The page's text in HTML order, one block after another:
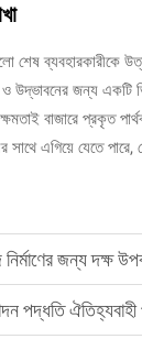
শেষ
উদ্ভাবনের জন্য
বাজারে প্রকৃত
সাথে এগিয়ে যেতে
নির্মাণের জন্য
পদ্ধতি ঐতিহ্যবাহী